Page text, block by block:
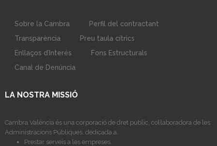
Sobre la Cambra
Perfil del contractant
Transparència
Preu taula cítrics
Enllaços d’Interés
Fons Estructurals
Canal de Denúncia
LA NOSTRA MISSIÓ
Cambra València és una corporació de dret públic, col·laboradora de les
Administracions Públiques, dedicada a:
Prestar serveis a les empreses.